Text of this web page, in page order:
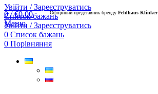
Увійти / Зареєструватись
Список бажань
Увійти / Зареєструватись
0 Список бажань
0 Порівняння
0/ €0.00
Меню
Офіційний представник бренду Feldhaus Klinker